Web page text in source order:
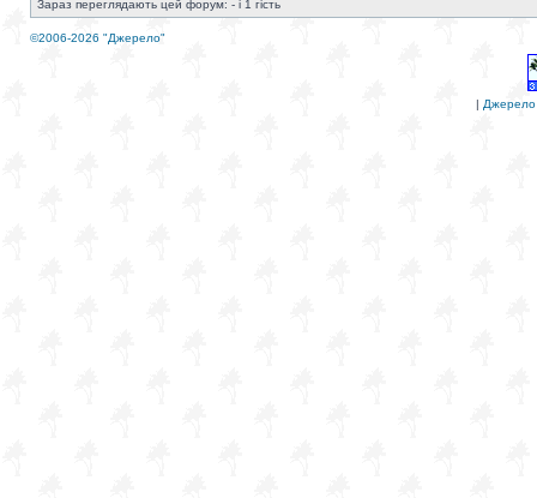
Зараз переглядають цей форум: - і 1 гість
©2006-2026 "Джерело"
| Джерело